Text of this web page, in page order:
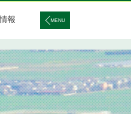
報 MENU